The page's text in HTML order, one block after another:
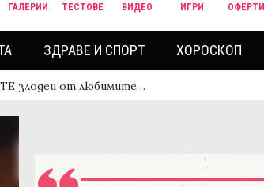
ГАЛЕРИИ ТЕСТОВЕ ВИДЕО ИГРИ ОФЕРТИ
ЗДРАВЕ И СПОРТ ХОРОСКОП
злодеи от любимите…